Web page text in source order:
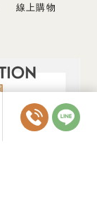
線上購物